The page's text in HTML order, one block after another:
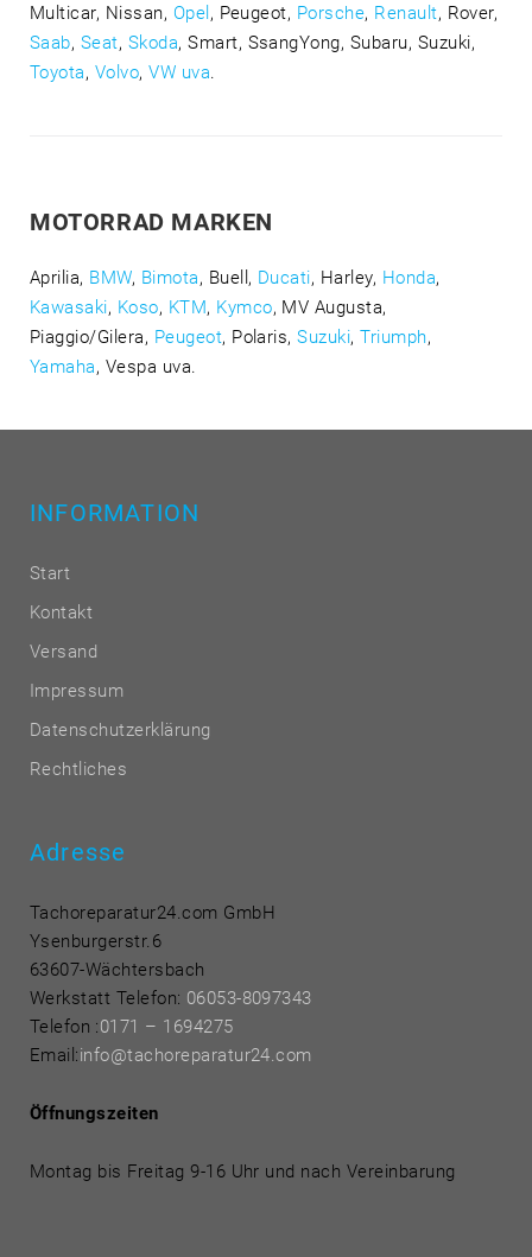
Multicar, Nissan, Opel , Peugeot, Porsche, Renault, Rover,
Saab, Seat, Skoda, Smart, SsangYong, Subaru, Suzuki,
Toyota, Volvo,VW uva.
MOTORRAD MARKEN
Aprilia, BMW, Bimota, Buell, Ducati, Harley, Honda,
Kawasaki, Koso, KTM, Kymco, MV Augusta,
Piaggio/Gilera, Peugeot, Polaris,Suzuki,Triumph,
Yamaha, Vespa uva.
INFORMATION
Start
Kontakt
Versand
Impressum
Datenschutzerklärung
Rechtliches
Adresse
Tachoreparatur24.com GmbH
Ysenburgerstr.6
63607-Wächtersbach
Werkstatt Telefon: 06053-8097343
Telefon :0171 – 1694275
Email:info@tachoreparatur24.com
Öffnungszeiten
Montag bis Freitag 9-16 Uhr und nach Vereinbarung